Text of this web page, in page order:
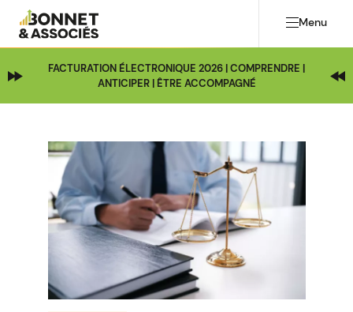
Menu
FACTURATION ÉLECTRONIQUE 2026 | COMPRENDRE |
ANTICIPER | ÊTRE ACCOMPAGNÉ